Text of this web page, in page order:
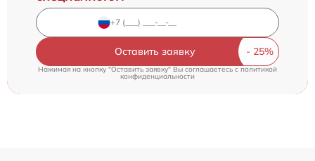
Оставить заявку
Нажимая на кнопку "Оставить заявку" Вы соглашаетесь cполитикой
конфиденциальности